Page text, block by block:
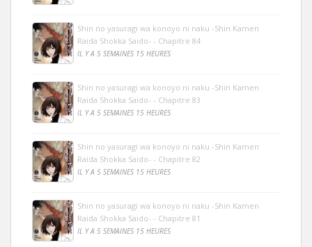
Shin no yasuragi wa konoyo ni naku -Shin Kamen
Raida Shokka Saido- - Chapitre 84
IL Y A 5 SEMAINES 15 HEURES
Shin no yasuragi wa konoyo ni naku -Shin Kamen
Raida Shokka Saido- - Chapitre 83
IL Y A 5 SEMAINES 15 HEURES
Shin no yasuragi wa konoyo ni naku -Shin Kamen
Raida Shokka Saido- - Chapitre 82
IL Y A 5 SEMAINES 15 HEURES
Shin no yasuragi wa konoyo ni naku -Shin Kamen
Raida Shokka Saido- - Chapitre 81
IL Y A 5 SEMAINES 15 HEURES